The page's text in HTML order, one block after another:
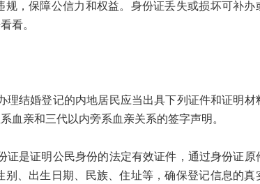
，保障公信力和权益。身份证丢失或损坏可补办
看。
结婚登记的内地居民应当出具下列证件和证明材
血亲和三代以内旁系血亲关系的签字声明。
是证明公民身份的法定有效证件，通过身份证原
、出生日期、民族、住址等，确保登记信息的真